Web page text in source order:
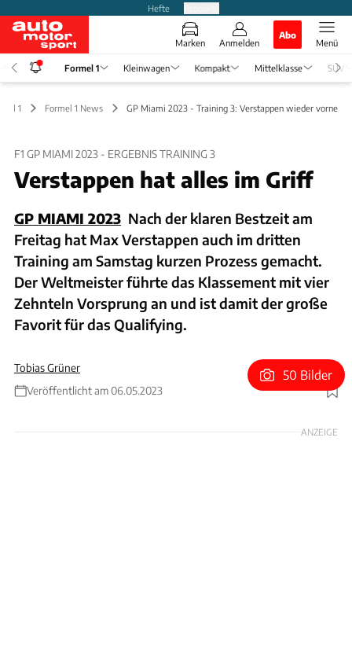
Hefte
Marken Anmelden
Abo
Menü
Formel 1 Kleinwagen Kompakt Mittelklasse SUV
1 Formel 1 News GP Miami 2023 - Training 3: Verstappen wieder vorne
F1 GP MIAMI 2023 - ERGEBNIS TRAINING 3
Verstappen hat alles im Griff
GP MIAMI 2023 Nach der klaren Bestzeit am
Freitag hat Max Verstappen auch im dritten
Training am Samstag kurzen Prozess gemacht.
Der Weltmeister führte das Klassement mit vier
Zehnteln Vorsprung an und ist damit der große
Favorit für das Qualifying.
Tobias Grüner
Veröffentlicht am 06.05.2023
Foto: Red Bull
50 Bilder
ANZEIGE